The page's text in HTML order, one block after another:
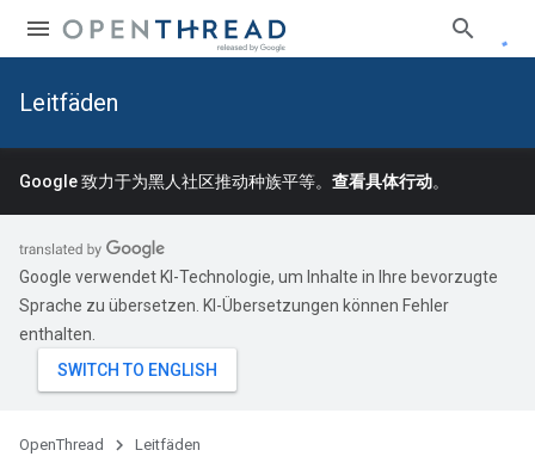
Leitfäden
Google 致力于为黑人社区推动种族平等。 查看具体行动。
Google verwendet KI-Technologie, um Inhalte in Ihre bevorzugte
Sprache zu übersetzen. KI-Übersetzungen können Fehler
enthalten.
OpenThread Leitfäden